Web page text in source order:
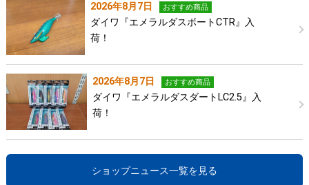
2026年8月7日 おすすめ商品
ダイワ『エメラルダスボートCTR』入
荷！
2026年8月7日 おすすめ商品
ダイワ『エメラルダスダートLC2.5』入
荷！
ショップニュース一覧を見る